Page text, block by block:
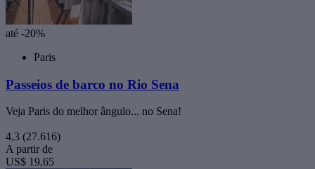
até -20%
Paris
Passeios de barco no Rio Sena
Veja Paris do melhor ângulo... no Sena!
4,3 (27.616)
A partir de
US$ 19,65